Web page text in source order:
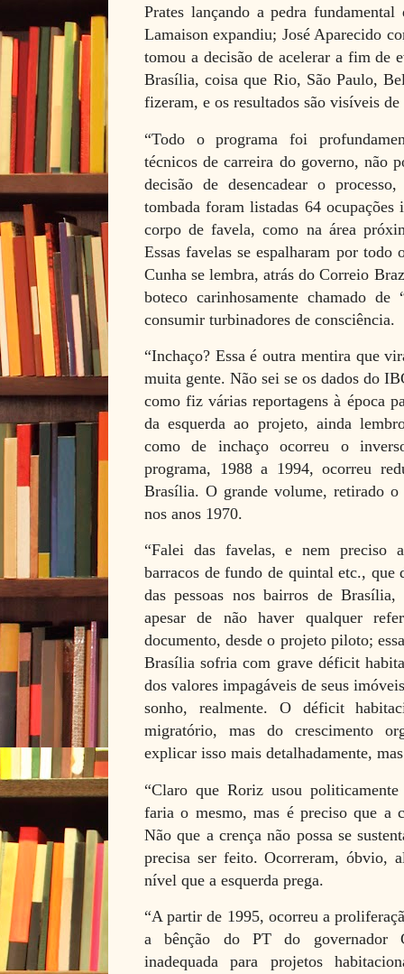
Prates lançando a pedra
Lamaison expandiu; José Aparecido
tomou a decisão de acelerar a fim de
Brasília, coisa que Rio, São Paulo,
fizeram, e os resultados são visíveis
“Todo o programa foi
técnicos de carreira do governo, não
decisão de desencadear o
tombada foram listadas 64
corpo de favela, como na área
Essas favelas se espalharam por
Cunha se lembra, atrás do Correio
boteco carinhosamente chamado
consumir turbinadores de consciência.
“Inchaço? Essa é outra mentira que
muita gente. Não sei se os dados do
como fiz várias reportagens à época
da esquerda ao projeto, ainda
como de inchaço ocorreu o
programa, 1988 a 1994, ocorreu
Brasília. O grande volume, retirado o
nos anos 1970.
“Falei das favelas, e nem preciso
barracos de fundo de quintal etc., que
das pessoas nos bairros de Brasília,
apesar de não haver qualquer
documento, desde o projeto piloto;
Brasília sofria com grave déficit
dos valores impagáveis de seus
sonho, realmente. O déficit
migratório, mas do crescimento
explicar isso mais detalhadamente,
“Claro que Roriz usou
faria o mesmo, mas é preciso que a
Não que a crença não possa se
precisa ser feito. Ocorreram, óbvio,
nível que a esquerda prega.
“A partir de 1995, ocorreu a
a bênção do PT do governador
inadequada para projetos